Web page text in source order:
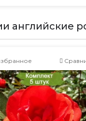
английские